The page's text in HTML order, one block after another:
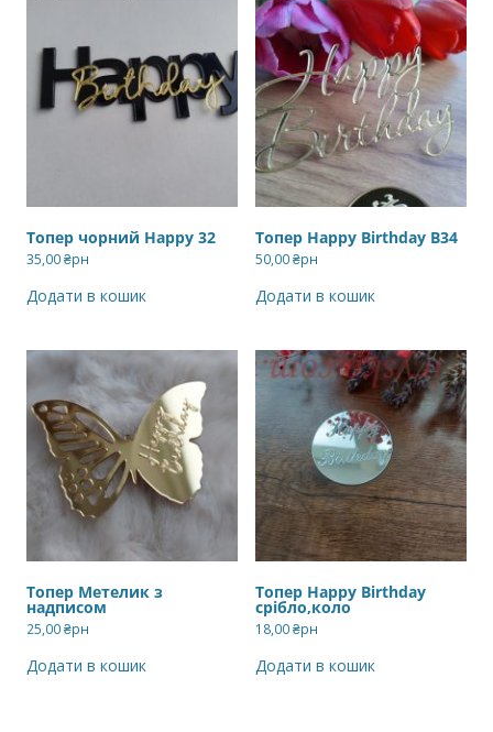
Топер чорний Happy 32
35,00₴рн
Додати в кошик
Топер Happy Birthday B34
50,00₴рн
Додати в кошик
Топер Метелик з
надписом
25,00₴рн
Додати в кошик
Топер Happy Birthday
срібло,коло
18,00₴рн
Додати в кошик